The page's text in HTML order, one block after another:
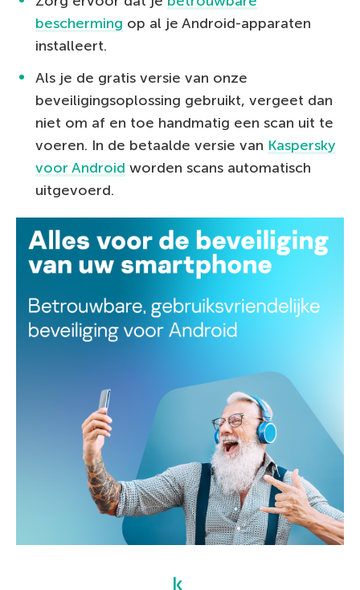
bescherming op al je Android-apparaten
installeert.
Als je de gratis versie van onze
beveiligingsoplossing gebruikt, vergeet dan
niet om af en toe handmatig een scan uit te
voeren. In de betaalde versie van Kaspersky
voor Android worden scans automatisch
uitgevoerd.